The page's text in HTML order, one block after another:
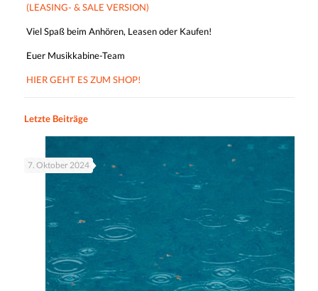
(LEASING- & SALE VERSION)
Viel Spaß beim Anhören, Leasen oder Kaufen!
Euer Musikkabine-Team
HIER GEHT ES ZUM SHOP!
Letzte Beiträge
7. Oktober 2024